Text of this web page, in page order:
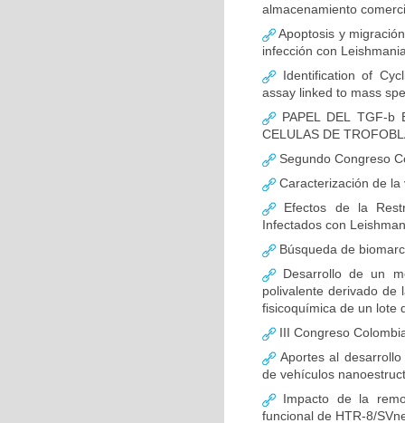
almacenamiento
Apoptosis y
infección con
Identification of
assay linked to mass
PAPEL DEL TGF-b
CELULAS DE
Segundo Congreso
Caracterización de
Efectos de la
Infectados con
Búsqueda de
Desarrollo de un
polivalente derivado de
fisicoquímica de un lote
III Congreso
Aportes al
de vehículos
Impacto de la
funcional de HTR-8/